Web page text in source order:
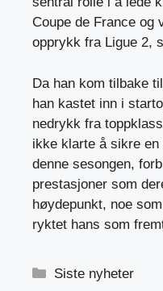
Coupe de France og
opprykk fra Ligue 2,
Da han kom tilbake
han kastet inn i
nedrykk fra
ikke klarte å sikre
denne sesongen,
prestasjoner som
høydepunkt, noe
ryktet hans som
Kategorier
Siste nyheter